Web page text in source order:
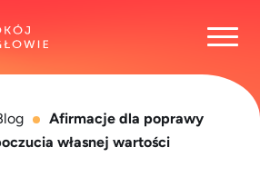
Afirmacje dla poprawy
własnej wartości